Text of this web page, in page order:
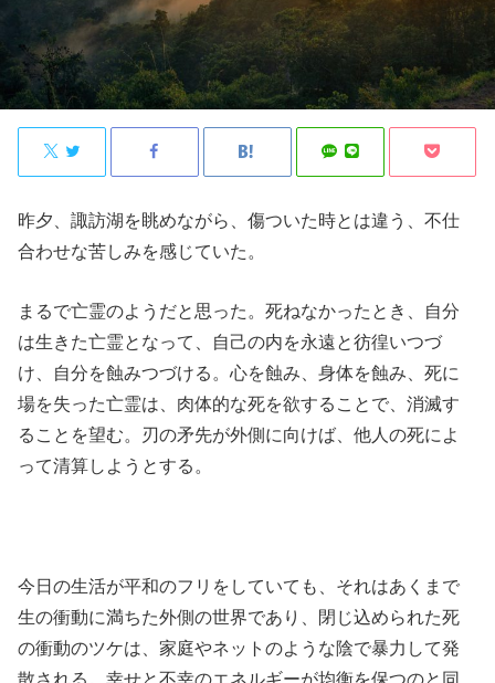
昨夕、諏訪湖を眺めながら、傷ついた時とは違う、不仕
合わせな苦しみを感じていた。
まるで亡霊のようだと思った。死ねなかったとき、自分
は生きた亡霊となって、自己の内を永遠と彷徨いつづ
け、自分を蝕みつづける。心を蝕み、身体を蝕み、死に
場を失った亡霊は、肉体的な死を欲することで、消滅す
ることを望む。刃の矛先が外側に向けば、他人の死によ
って清算しようとする。
今日の生活が平和のフリをしていても、それはあくまで
生の衝動に満ちた外側の世界であり、閉じ込められた死
の衝動のツケは、家庭やネットのような陰で暴力して発
散される。幸せと不幸のエネルギーが均衡を保つのと同